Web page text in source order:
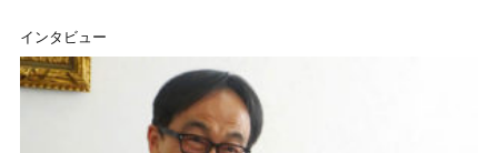
インタビュー